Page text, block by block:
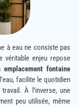
à eau ne consiste pas
véritable enjeu repose
emplacement fontaine
facilite le quotidien
À l’inverse, une
peu utilisée, même